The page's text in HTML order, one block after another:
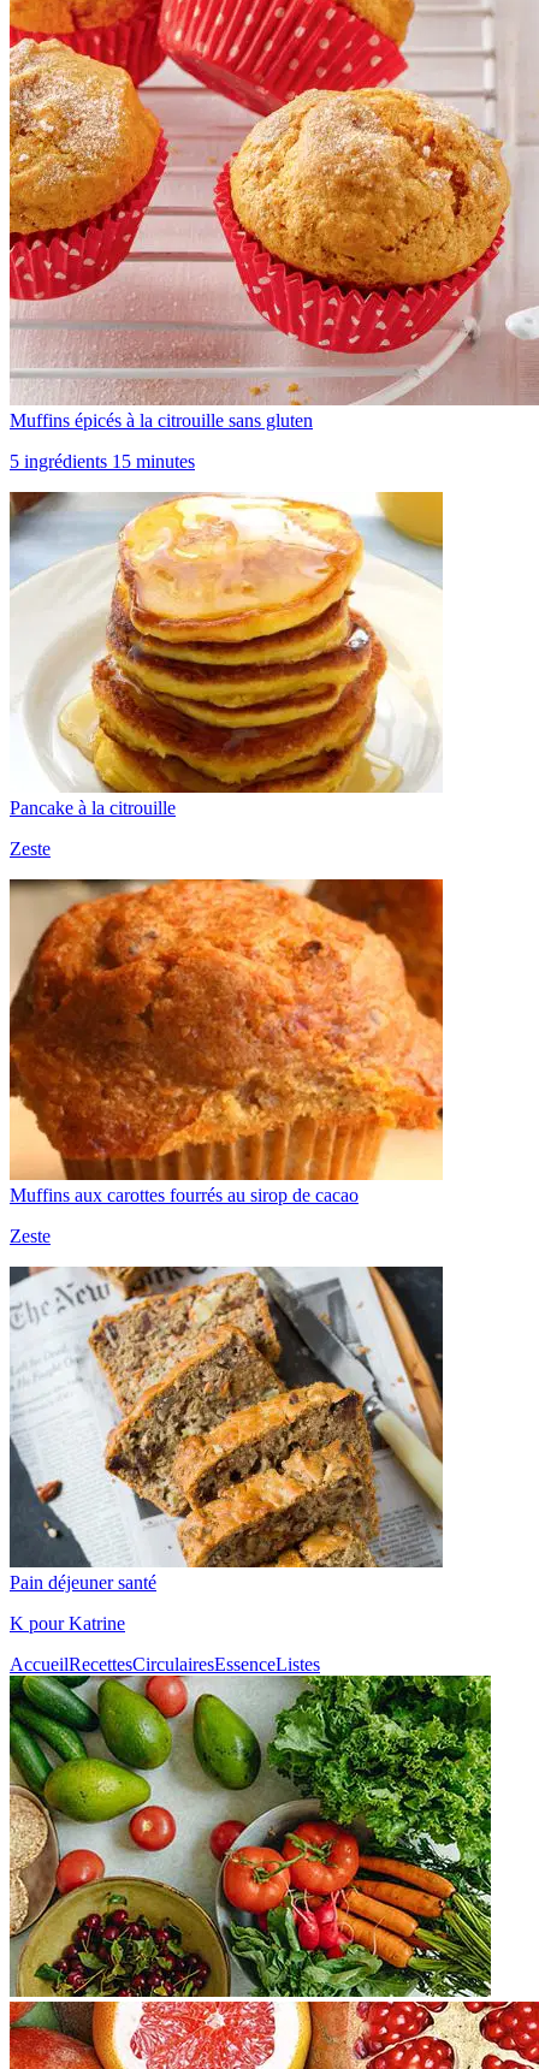
Muffins épicés à la citrouille sans gluten
5 ingrédients 15 minutes
Pancake à la citrouille
Zeste
Muffins aux carottes fourrés au sirop de cacao
Zeste
Pain déjeuner santé
K pour Katrine
AccueilRecettesCirculairesEssenceListes